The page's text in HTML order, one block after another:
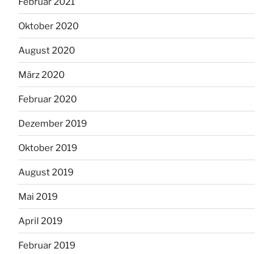
Oktober 2020
August 2020
März 2020
Februar 2020
Dezember 2019
Oktober 2019
August 2019
Mai 2019
April 2019
Februar 2019